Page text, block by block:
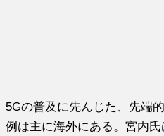
5Gの普及に先んじた、先端
例は主に海外にある。宮内